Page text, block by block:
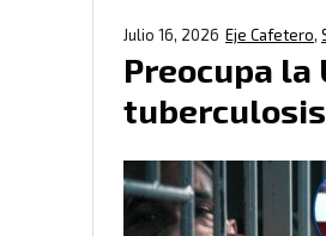
Eje Cafetero,
Julio 16, 2026
Preocupa la
tuberculosis